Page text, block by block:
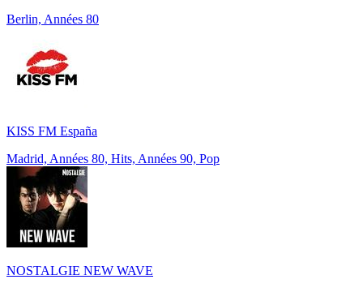
Berlin, Années 80
KISS FM España
Madrid, Années 80, Hits, Années 90, Pop
NOSTALGIE NEW WAVE